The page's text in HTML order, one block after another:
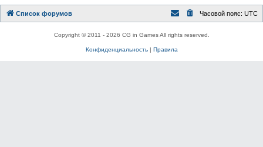
Список форумов Часовой пояс: UTC
Copyright © 2011 - 2026 CG in Games All rights reserved.
Конфиденциальность| Правила